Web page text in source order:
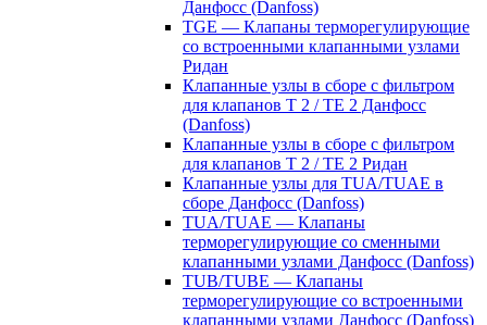
Данфосс (Danfoss)
TGE — Клапаны терморегулирующие
со встроенными клапанными узлами
Ридан
Клапанные узлы в сборе с фильтром
для клапанов T 2 / TE 2 Данфосс
(Danfoss)
Клапанные узлы в сборе с фильтром
для клапанов T 2 / TE 2 Ридан
Клапанные узлы для TUA/TUAE в
сборе Данфосс (Danfoss)
TUA/TUAE — Клапаны
терморегулирующие со сменными
клапанными узлами Данфосс (Danfoss)
TUB/TUBE — Клапаны
терморегулирующие со встроенными
клапанными узлами Данфосс (Danfoss)